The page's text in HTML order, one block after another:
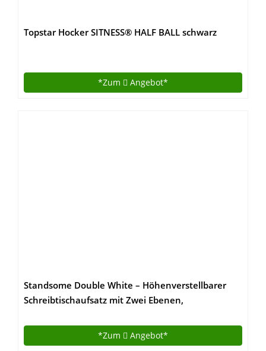
Topstar Hocker SITNESS® HALF BALL schwarz
*Zum Angebot*
Standsome Double White – Höhenverstellbarer
Schreibtischaufsatz mit Zwei Ebenen,
Arbeitsplatz aus Holz weiß
*Zum Angebot*